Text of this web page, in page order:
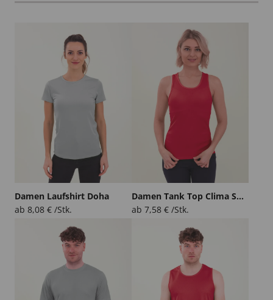
Damen Laufshirt Doha
ab 8,08 € /Stk.
Damen Tank Top Clima Split
ab 7,58 € /Stk.